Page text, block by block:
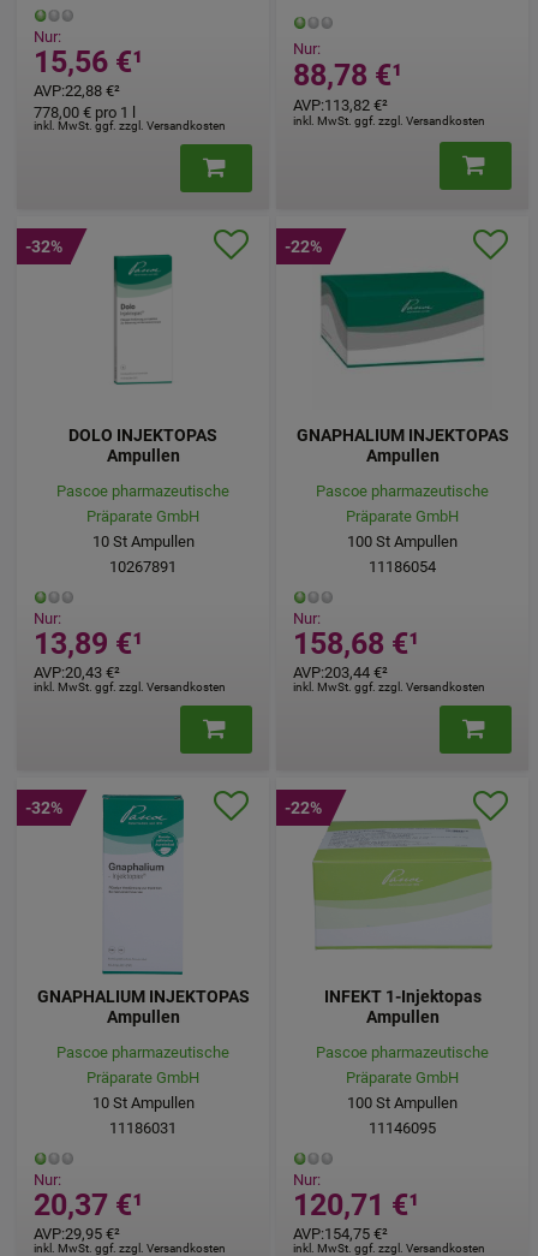
Nur:
15,56 €¹
AVP:22,88 €²
inkl. MwSt. ggf. zzgl. Versandkosten
778,00 € pro 1 l
Nur:
88,78 €¹
AVP:113,82 €²
inkl. MwSt. ggf. zzgl. Versandkosten
DOLO INJEKTOPAS
Ampullen
Pascoe pharmazeutische
Präparate GmbH
10St Ampullen
10267891
Nur:
13,89 €¹
AVP:20,43 €²
inkl. MwSt. ggf. zzgl. Versandkosten
-32%
GNAPHALIUM INJEKTOPAS
Ampullen
Pascoe pharmazeutische
Präparate GmbH
100 St Ampullen
11186054
Nur:
158,68 €¹
AVP:203,44 €²
inkl. MwSt. ggf. zzgl. Versandkosten
-22%
GNAPHALIUM INJEKTOPAS
Ampullen
Pascoe pharmazeutische
Präparate GmbH
10St Ampullen
11186031
Nur:
20,37 €¹
AVP:29,95 €²
inkl. MwSt. ggf. zzgl. Versandkosten
-32%
INFEKT 1-Injektopas
Ampullen
Pascoe pharmazeutische
Präparate GmbH
100 St Ampullen
11146095
Nur:
120,71 €¹
AVP:154,75 €²
inkl. MwSt. ggf. zzgl. Versandkosten
-22%